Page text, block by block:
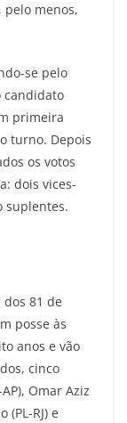
pelo menos,
se pelo
candidato
primeira
turno. Depois
os votos
dois vices-
suplentes.
dos 81 de
posse às
anos e vão
cinco
Omar Aziz
(PL-RJ) e